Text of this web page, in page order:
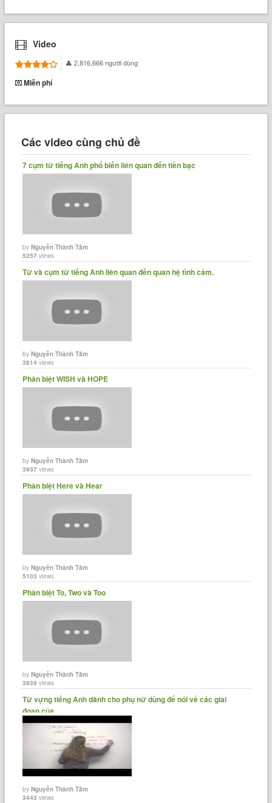
Video
2,816,666 người dùng
Miễn phí
Các video cùng chủ đề
7 cụm từ tiếng Anh phổ biến liên quan đến tiền bạc
byNguyễn Thành Tâm
5257 views
Từ và cụm từ tiếng Anh liên quan đến quan hệ tình cảm.
byNguyễn Thành Tâm
3814 views
Phân biệt WISH và HOPE
byNguyễn Thành Tâm
3937 views
Phân biệt Here và Hear
byNguyễn Thành Tâm
5103 views
Phân biệt To, Two và Too
byNguyễn Thành Tâm
3939 views
Từ vựng tiếng Anh dành cho phụ nữ dùng để nói về các giai
đoạn của......
byNguyễn Thành Tâm
3443 views